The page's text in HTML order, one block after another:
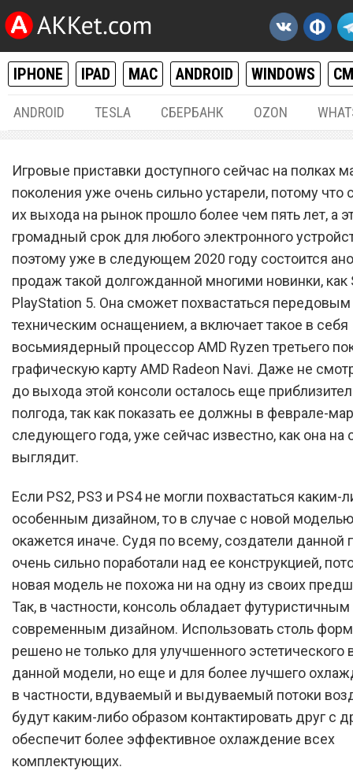
IPHONE IPAD MAC ANDROID WINDOWS
ANDROID TESLA СБЕРБАНК OZON
Настоящая Sony
повергла всех в шок
Игровые приставки доступного сейчас на полках
поколения уже очень сильно устарели, потому что
их выхода на рынок прошло более чем пять лет, а
громадный срок для любого электронного
поэтому уже в следующем 2020 году состоится
продаж такой долгожданной многими новинки, как
PlayStation 5. Она сможет похвастаться передовым
техническим оснащением, а включает такое в себя
восьмиядерный процессор AMD Ryzen третьего
графическую карту AMD Radeon Navi. Даже не
до выхода этой консоли осталось еще
полгода, так как показать ее должны в феврале-
следующего года, уже сейчас известно, как она
выглядит.
Если PS2, PS3 и PS4 не могли похвастаться каким-
особенным дизайном, то в случае с новой
окажется иначе. Судя по всему, создатели данной
очень сильно поработали над ее конструкцией,
новая модель не похожа ни на одну из своих
Так, в частности, консоль обладает футуристичным
современным дизайном. Использовать столь
решено не только для улучшенного эстетического
данной модели, но еще и для более лучшего
в частности, вдуваемый и выдуваемый потоки
будут каким-либо образом контактировать друг с
обеспечит более эффективное охлаждение всех
комплектующих.